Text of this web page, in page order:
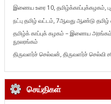
இணைய உரை 10, தமிழ்க்காப்புக்கழகம்,
நட்பு தமிழ் வட்டம், 7ஆவது ஆண்டு தமிழ்
தமிழ்க் காப்புக் கழகம் – இணைய
நூலரங்கம்
திருவளர்ச் செல்வன், திருவளர்ச் செல்வி
செய்திகள்